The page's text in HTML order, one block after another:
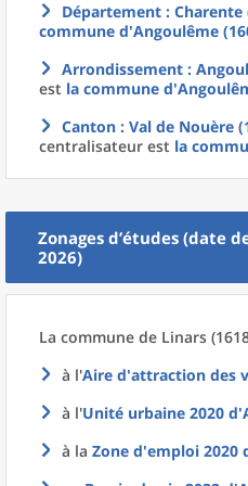
Département : Charente
commune d'Angoulême
Arrondissement :
est la commune d'
Canton : Val de Nouère
centralisateur est la
Zonages d’études (date
2026)
La commune de Linars
à l'Aire d'attraction des
à l'Unité urbaine 2020 d'
à la Zone d'emploi 2020